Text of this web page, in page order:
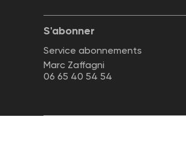
S'abonner
Service abonnements
Marc Zaffagni
06 65 40 54 54